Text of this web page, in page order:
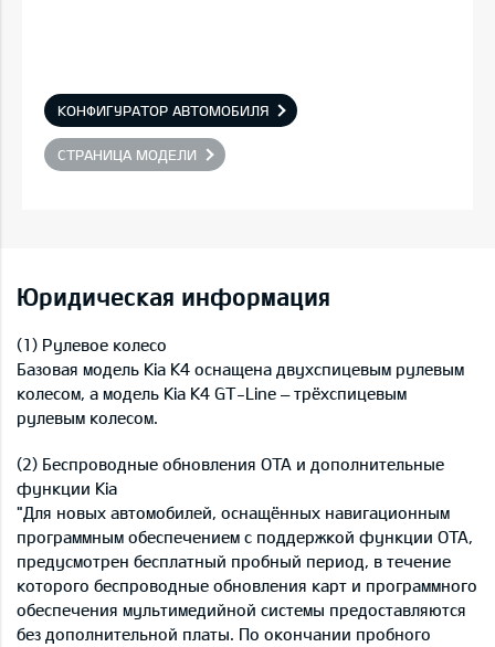
КОНФИГУРАТОР АВТОМОБИЛЯ
СТРАНИЦА МОДЕЛИ
Юридическая информация
(1) Рулевое колесо
Базовая модель Kia K4 оснащена двухспицевым рулевым
колесом, а модель Kia K4 GT-Line – трёхспицевым
рулевым колесом.
(2) Беспроводные обновления OTA и дополнительные
функции Kia
"Для новых автомобилей, оснащённых навигационным
программным обеспечением с поддержкой функции OTA,
предусмотрен бесплатный пробный период, в течение
которого беспроводные обновления карт и программного
обеспечения мультимедийной системы предоставляются
без дополнительной платы. По окончании пробного